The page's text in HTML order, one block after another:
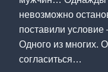
невозможно
поставили
Одного из многих.
согласиться…